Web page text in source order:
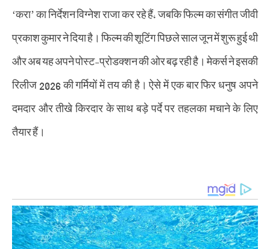
‘करा’ का निर्देशन विग्नेश राजा कर रहे हैं, जबकि फिल्म का संगीत जीवी
प्रकाश कुमार ने दिया है। फिल्म की शूटिंग पिछले साल जून में शुरू हुई थी
और अब यह अपने पोस्ट-प्रोडक्शन की ओर बढ़ रही है। मेकर्स ने इसकी
रिलीज 2026 की गर्मियों में तय की है। ऐसे में एक बार फिर धनुष अपने
दमदार और तीखे किरदार के साथ बड़े पर्दे पर तहलका मचाने के लिए
तैयार हैं।